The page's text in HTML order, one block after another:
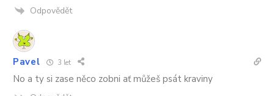
Odpovědět
Pavel 3 let
No a ty si zase něco zobni ať můžeš psát kraviny